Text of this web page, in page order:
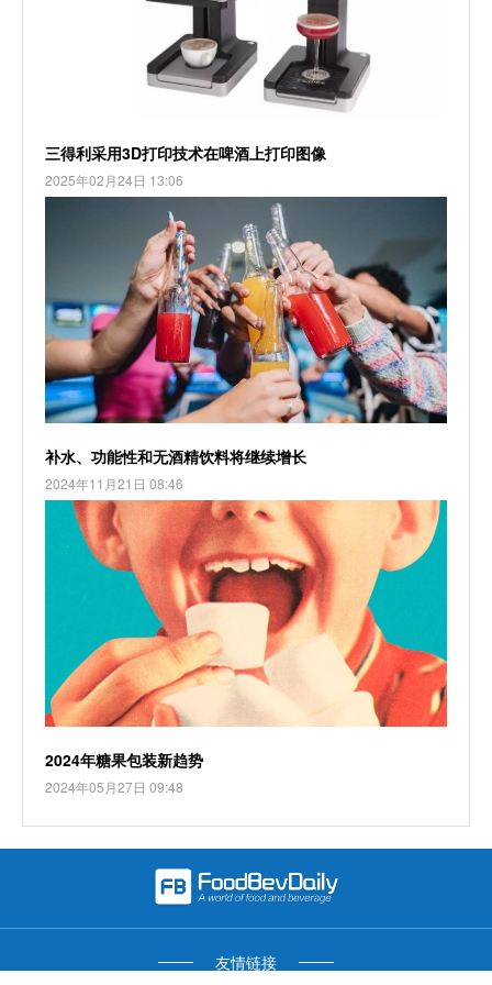
三得利采用3D打印技术在啤酒上打印图像
2025年02月24日 13:06
补水、功能性和无酒精饮料将继续增长
2024年11月21日 08:46
2024年糖果包装新趋势
2024年05月27日 09:48
友情链接